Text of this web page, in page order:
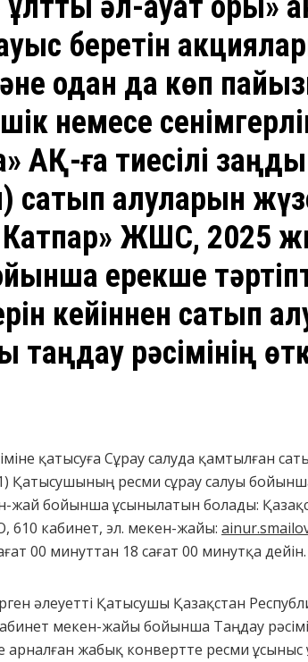
беретін
одан да көп
немесе сенімгерлік
АҚ-ға тиесілі
сатып алуларын
ЖШС, 2025
ерекше
кейіннен сатып
рәсімінің
қатысуға Сұрау салуда қамтылған
Қатысушының ресми сұрау салуы
жай бойынша ұсынылатын болады:
610 кабинет, эл. мекен-жайы:
00 минуттан 18 сағат 00 минутқа дейін.
әлеуетті Қатысушы Қазақстан
мекен-жайы бойынша Таңдау
арналған жабық конвертте ресми ұсыныс